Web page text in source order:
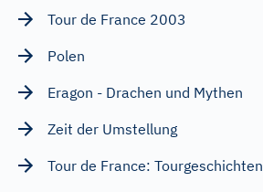
Tour de France 2003
Polen
Eragon - Drachen und Mythen
Zeit der Umstellung
Tour de France: Tourgeschichten